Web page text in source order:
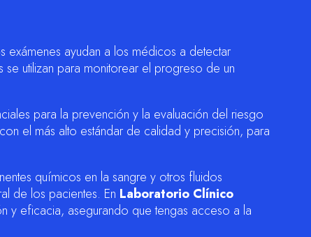
exámenes ayudan a los médicos a detectar
utilizan para monitorear el progreso de un
para la prevención y la evaluación del riesgo
el más alto estándar de calidad y precisión, para
químicos en la sangre y otros fluidos
de los pacientes. En Laboratorio Clínico
y eficacia, asegurando que tengas acceso a la